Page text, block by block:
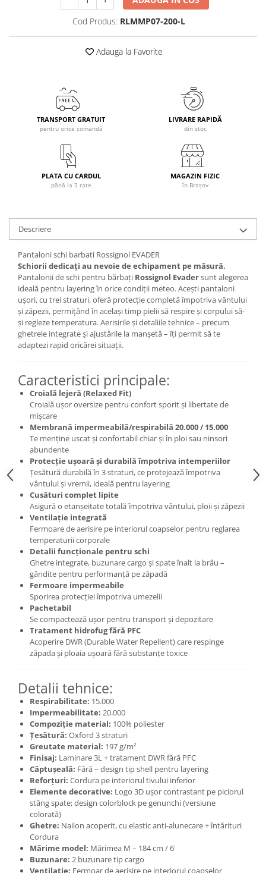
Pantaloni ski
Manusi
Spring Collection-Rossignol
Incaltaminte
Barbati
Femei
Accesorii
Bike
Cod Produs: RLMMP07-200-L
Adauga la Favorite
TRANSPORT GRATUIT
pentru orice comandă
LIVRARE RAPIDĂ
din stoc
PLATA CU CARDUL
până la 3 rate
MAGAZIN FIZIC
în Brașov
Descriere
Pantaloni schi barbati Rossignol EVADER
Schiorii dedicați au nevoie de echipament pe măsură.
Pantalonii de schi pentru bărbați Rossignol Evadersunt alegerea
ideală pentru layering în orice condiții meteo. Acești pantaloni
ușori, cu trei straturi, oferă protecție completă împotriva vântului
și zăpezii, permițând în același timp pielii să respire și corpului să-
și regleze temperatura. Aerisirile și detaliile tehnice – precum
ghetrele integrate și ajustările la manșetă – îți permit să te
adaptezi rapid oricărei situații.
Caracteristici principale:
Croială lejeră (Relaxed Fit)
Croială ușor oversize pentru confort sporit și libertate de
mișcare
Membrană impermeabilă/respirabilă 20.000 / 15.000
Te menține uscat și confortabil chiar și în ploi sau ninsori
abundente
Protecție ușoară și durabilă împotriva intemperiilor
Țesătură durabilă în 3 straturi, ce protejează împotriva
vântului și vremii, ideală pentru layering
Cusături complet lipite
Asigură o etanșeitate totală împotriva vântului, ploii și zăpezii
Ventilație integrată
Fermoare de aerisire pe interiorul coapselor pentru reglarea
temperaturii corporale
Detalii funcționale pentru schi
Ghetre integrate, buzunare cargo și spate înalt la brâu –
gândite pentru performanță pe zăpadă
Fermoare impermeabile
Sporirea protecției împotriva umezelii
Pachetabil
Se compactează ușor pentru transport și depozitare
Tratament hidrofug fără PFC
Acoperire DWR (Durable Water Repellent) care respinge
zăpada și ploaia ușoară fără substanțe toxice
Detalii tehnice:
Respirabilitate: 15.000
Impermeabilitate: 20.000
Compoziție material: 100% poliester
Țesătură: Oxford 3 straturi
Greutate material: 197 g/m²
Finisaj: Laminare 3L + tratament DWR fără PFC
Căptușeală: Fără – design tip shell pentru layering
Reforțuri: Cordura pe interiorul tivului inferior
Elemente decorative: Logo 3D ușor contrastant pe piciorul
stâng spate; design colorblock pe genunchi (versiune
colorată)
Ghetre: Nailon acoperit, cu elastic anti-alunecare + întărituri
Cordura
Mărime model: Mărimea M – 184 cm / 6'
Buzunare: 2 buzunare tip cargo
Ventilație: Fermoar de aerisire pe interiorul coapselor